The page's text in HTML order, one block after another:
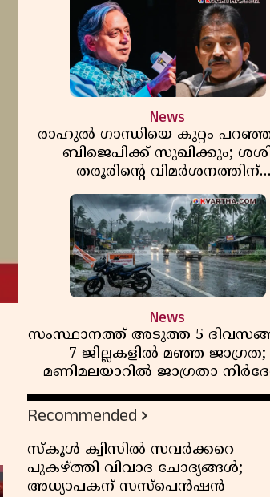
News
രാഹുൽ ഗാന്ധിയെ കുറ്റം
ബിജെപിക്ക് സുഖിക്കും;
തരൂരിന്റെ വിമർശനത്തിന്
മറുപടിയുമായി കെ സി
വേണുഗോപാൽ
News
സംസ്ഥാനത്ത് അടുത്ത 5
7 ജില്ലകളിൽ മഞ്ഞ ജാഗ്രത;
മണിമലയാറിൽ ജാഗ്രതാ
Recommended
സ്കൂൾ ക്വിസിൽ സവർക്കറെ
പുകഴ്ത്തി വിവാദ ചോദ്യങ്ങൾ;
അധ്യാപകന് സസ്പെൻഷൻ